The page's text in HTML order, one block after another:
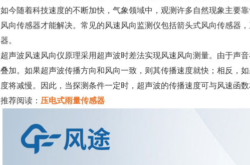
如今随着科技速度的不断加快，气象领域中，观测许多自然现象主要
风向传感器才能解决。常见的风速风向监测仪包括箭头式风向传感器
器。
超声波风速风向仪原理采用超声波时差法实现风速风向测量。由于声
叠加。如果超声波传播方向和风向一致，则其传播速度就快；相反，
度将减慢。因此，当探测条件一定时，超声波的传播速度可与风速函数
推荐阅读： 压电式雨量传感器